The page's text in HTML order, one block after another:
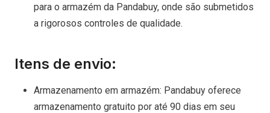
para o armazém da Pandabuy, onde são submetidos
a rigorosos controles de qualidade.
Itens de envio:
Armazenamento em armazém: Pandabuy oferece
armazenamento gratuito por até 90 dias em seu